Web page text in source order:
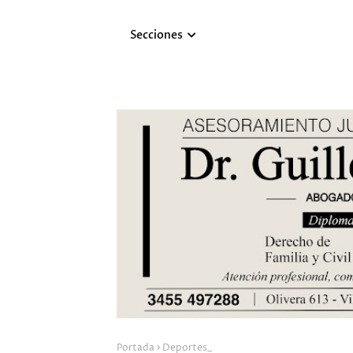
Secciones
Portada Deportes_